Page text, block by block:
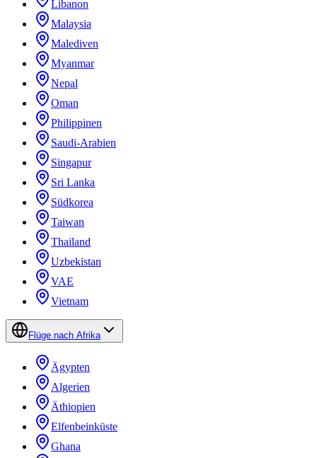
Libanon
Malaysia
Malediven
Myanmar
Nepal
Oman
Philippinen
Saudi-Arabien
Singapur
Sri Lanka
Südkorea
Taiwan
Thailand
Uzbekistan
VAE
Vietnam
Flüge nach Afrika
Ägypten
Algerien
Äthiopien
Elfenbeinküste
Ghana